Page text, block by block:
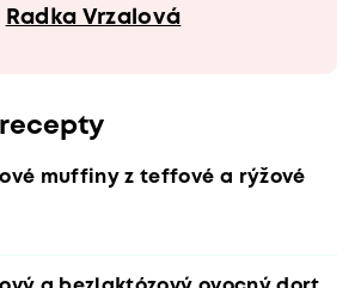
Radka Vrzalová
muffiny z teffové a rýžové